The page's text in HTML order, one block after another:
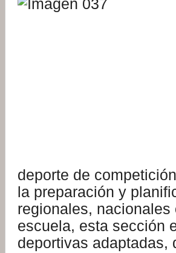
deporte de
la preparación y
regionales,
escuela, esta sección
deportivas adaptadas,